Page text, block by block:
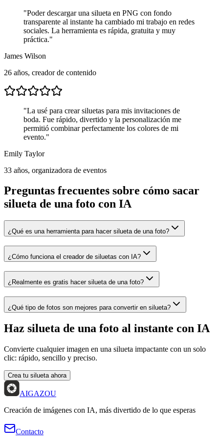
"Poder descargar una silueta en PNG con fondo
transparente al instante ha cambiado mi trabajo en redes
sociales. La herramienta es rápida, gratuita y muy
práctica."
James Wilson
26 años, creador de contenido
"La usé para crear siluetas para mis invitaciones de
boda. Fue rápido, divertido y la personalización me
permitió combinar perfectamente los colores de mi
evento."
Emily Taylor
33 años, organizadora de eventos
Preguntas frecuentes sobre cómo sacar
silueta de una foto con IA
¿Qué es una herramienta para hacer silueta de una foto?
¿Cómo funciona el creador de siluetas con IA?
¿Realmente es gratis hacer silueta de una foto?
¿Qué tipo de fotos son mejores para convertir en silueta?
Haz silueta de una foto al instante con IA
Convierte cualquier imagen en una silueta impactante con un solo
clic: rápido, sencillo y preciso.
Crea tu silueta ahora
AIGAZOU
Creación de imágenes con IA, más divertido de lo que esperas
Contacto